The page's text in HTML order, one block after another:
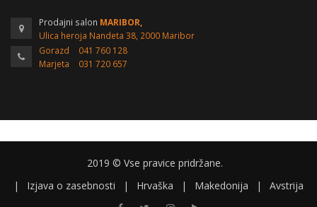
Prodajni salon MARIBOR,
Ulica heroja Nandeta 38, 2000 Maribor
Gorazd
041 760 128
Marjeta
031 720 657
2019 © Vse pravice pridržane.
|
Izjava o zasebnosti | Hrvaška | Makedonija | Avstrija